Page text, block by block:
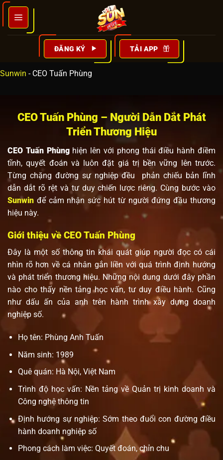
Bỏ
nội
ĐĂNG KÝ TẢI APP
Sunwin - CEO Tuấn Phùng
CEO Tuấn Phùng – Người Dẫn Dắt Phát
Triển Thương Hiệu
CEO Tuấn Phùnghiện lên với phong thái điều hành điềm
tĩnh, quyết đoán và luôn đặt giá trị bền vững lên trước.
Từng chặng đường sự nghiệp đều phản chiếu bản lĩnh
dẫn dắt rõ rệt và tư duy chiến lược riêng. Cùng bước vào
Sunwin để cảm nhận sức hút từ người đứng đầu thương
hiệu này.
Giới thiệu về CEO Tuấn Phùng
Đây là một số thông tin khái quát giúp người đọc có cái
nhìn rõ hơn về cá nhân gắn liền với quá trình định hướng
và phát triển thương hiệu. Những nội dung dưới đây phần
nào cho thấy nền tảng học vấn, tư duy điều hành. Cũng
như dấu ấn của anh trên hành trình xây dựng doanh
nghiệp số.
Họ tên: Phùng Anh Tuấn
Năm sinh: 1989
Quê quán: Hà Nội, Việt Nam
Trình độ học vấn: Nền tảng về Quản trị kinh doanh và
Công nghệ thông tin
Định hướng sự nghiệp: Sớm theo đuổi con đường điều
hành doanh nghiệp số
Phong cách làm việc: Quyết đoán, chỉn chu